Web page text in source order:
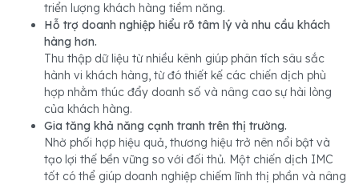
triển lượng khách hàng tiềm năng.
Hỗ trợ doanh nghiệp hiểu rõ tâm lý và nhu cầu khách
hàng hơn.
Thu thập dữ liệu từ nhiều kênh giúp phân tích sâu sắc
hành vi khách hàng, từ đó thiết kế các chiến dịch phù
hợp nhằm thúc đẩy doanh số và nâng cao sự hài lòng
của khách hàng.
Gia tăng khả năng cạnh tranh trên thị trường.
Nhờ phối hợp hiệu quả, thương hiệu trở nên nổi bật và
tạo lợi thế bền vững so với đối thủ. Một chiến dịch IMC
tốt có thể giúp doanh nghiệp chiếm lĩnh thị phần và nâng